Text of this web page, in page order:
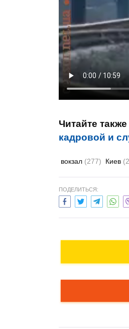
Читайте
кадровой и
вокзал (277) Киев
ПОДЕЛИТЬСЯ: